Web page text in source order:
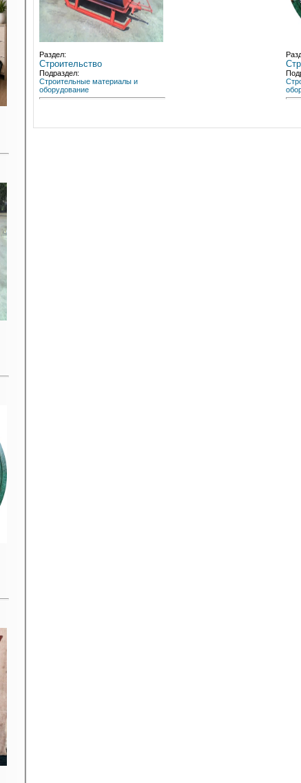
Раздел:
Строительство
Подраздел:
Строительные материалы и
оборудование